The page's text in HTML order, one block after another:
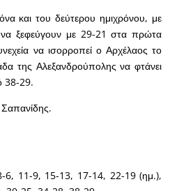
και του δεύτερου ημιχρόνου, με
ξεφεύγουν με 29-21 στα πρώτα
να ισορροπεί ο Αρχέλαος το
της Αλεξανδρούπολης να φτάνει
38-29.
11-9, 15-13, 17-14, 22-19 (ημ.),